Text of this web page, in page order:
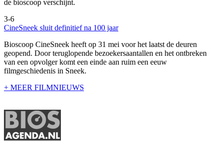
de bioscoop verschijnt.
3-6
CineSneek sluit definitief na 100 jaar
Bioscoop CineSneek heeft op 31 mei voor het laatst de deuren
geopend. Door teruglopende bezoekersaantallen en het ontbreken
van een opvolger komt een einde aan ruim een eeuw
filmgeschiedenis in Sneek.
+ MEER FILMNIEUWS